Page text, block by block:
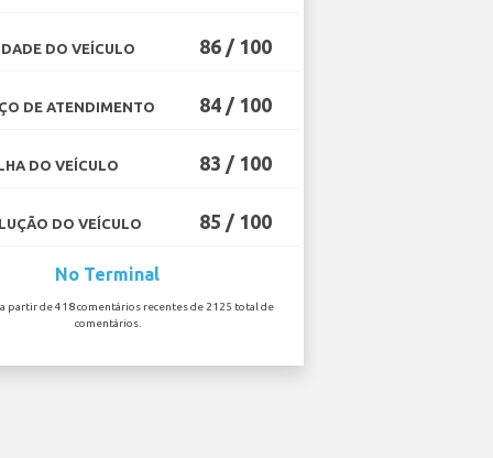
DO VEÍCULO 86 / 100
DE ATENDIMENTO 84 / 100
DO VEÍCULO 83 / 100
DO VEÍCULO 85 / 100
No Terminal
partir de 418 comentários recentes de 2125 total de
comentários.